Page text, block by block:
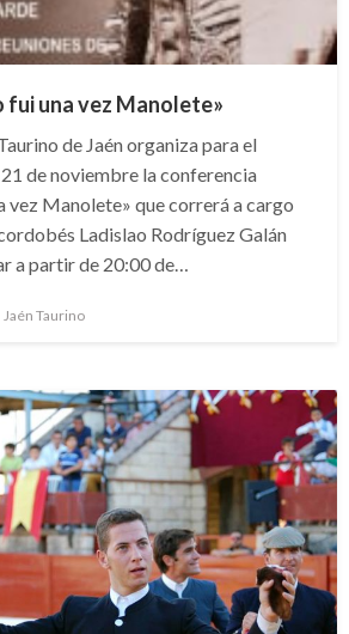
fui una vez Manolete»
de Jaén organiza para el
de noviembre la conferencia
vez Manolete» que correrá a cargo
Ladislao Rodríguez Galán
a partir de 20:00 de…
Jaén Taurino